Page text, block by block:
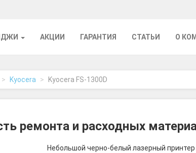
АКЦИИ ГАРАНТИЯ СТАТЬИ О
Kyocera Kyocera FS-1300D
ремонта и расходных
Небольшой черно-белый лазерный